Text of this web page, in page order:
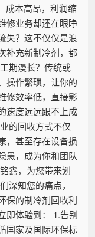
成本高昂，利润缩
修业务却还在眼睁
失？这不仅仅是浪
补充新制冷剂，都
期漫长？传统或
操作繁琐，让你的
修效率低，直接影
速度远远跟不上成
的回收方式不仅
，甚至存在设备损
患，成为你和团队
鑫，为您带来划
知您的痛点，
保的制冷剂回收利
即体验到： 1.告别
国家及国际环保标